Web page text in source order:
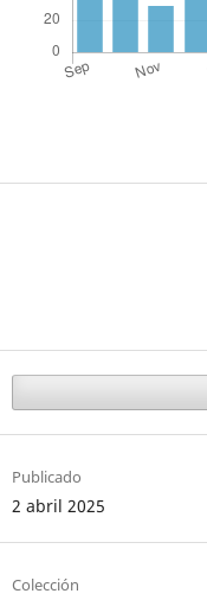
Publicado
2 abril 2025
Colección